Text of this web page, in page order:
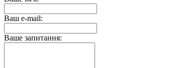
Ваш e-mail:
Ваше запитання: